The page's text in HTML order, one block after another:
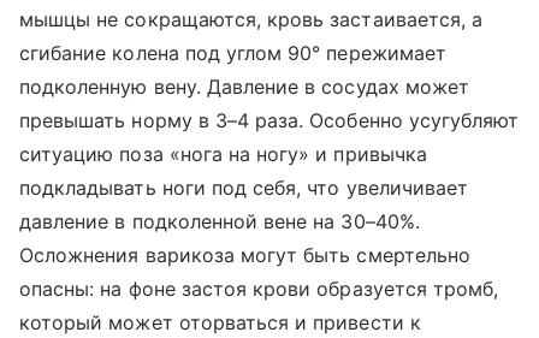
мышцы не сокращаются, кровь застаивается, а
сгибание колена под углом 90° пережимает
подколенную вену. Давление в сосудах может
превышать норму в 3–4 раза. Особенно усугубляют
ситуацию поза «нога на ногу» и привычка
подкладывать ноги под себя, что увеличивает
давление в подколенной вене на 30–40%.
Осложнения варикоза могут быть смертельно
опасны: на фоне застоя крови образуется тромб,
который может оторваться и привести к